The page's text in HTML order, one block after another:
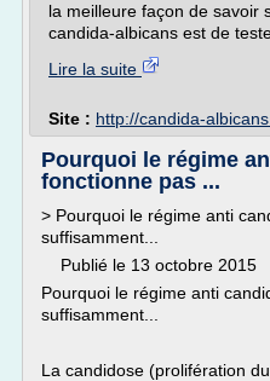
la meilleure façon de savoir
candida-albicans est de
Lire la suite
Site : http://candida-
Pourquoi le régime
fonctionne pas ...
> Pourquoi le régime anti
suffisamment...
Publié le 13 octobre 2015
Pourquoi le régime anti
suffisamment...
La candidose (prolifération